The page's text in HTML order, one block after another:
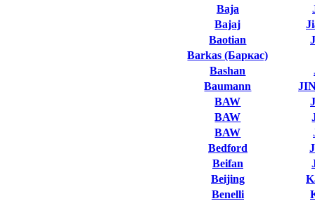
Baja
Bajaj
Baotian
Barkas (Баркас)
Bashan
Baumann
BAW
BAW
BAW
Bedford
Beifan
Beijing
Benelli